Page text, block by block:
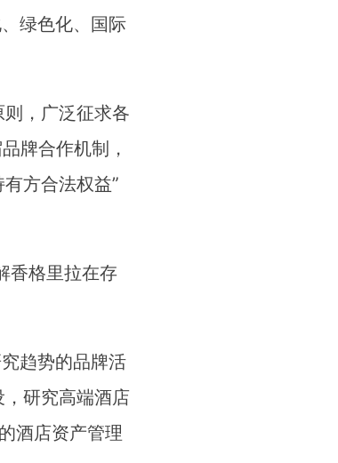
绿色化、国际
，广泛征求各
牌合作机制，
方合法权益”
香格里拉在存
趋势的品牌活
研究高端酒店
酒店资产管理